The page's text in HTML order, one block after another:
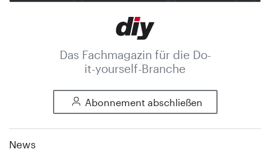
Das Fachmagazin für die Do-
it-yourself-Branche
Abonnement abschließen
News